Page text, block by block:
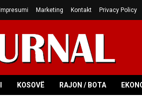
Impresumi Marketing Kontakt Privacy Policy
KOSOVË RAJON / BOTA